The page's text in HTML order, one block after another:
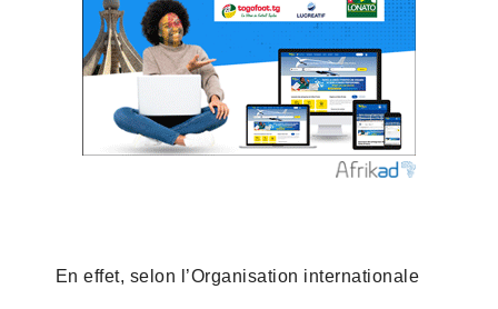
En effet, selon l’Organisation internationale